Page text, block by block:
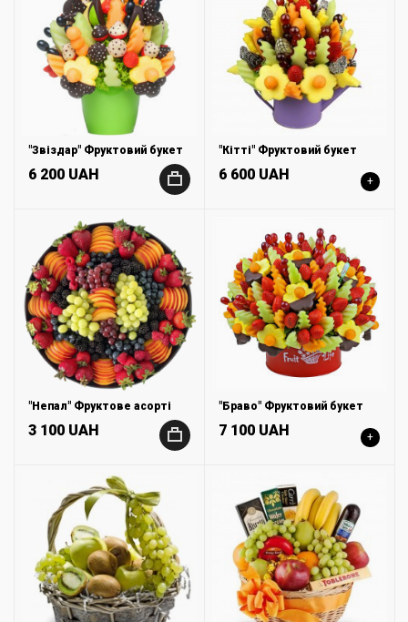
"Звіздар" Фруктовий букет
6 200 UAH +
"Кітті" Фруктовий букет
6 600 UAH +
"Непал" Фруктове асорті
3 100 UAH +
"Браво" Фруктовий букет
7 100 UAH +